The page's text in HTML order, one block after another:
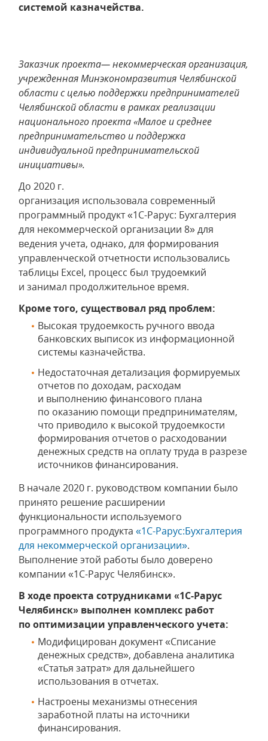
системой казначейства.
Заказчик проекта— некоммерческая организация,
учрежденная Минэкономразвития Челябинской
области с целью поддержки предпринимателей
Челябинской области в рамках реализации
национального проекта «Малое и среднее
предпринимательство и поддержка
индивидуальной предпринимательской
инициативы».
До 2020 г.
организация использовала современный
программный продукт «1С-Рарус: Бухгалтерия
для некоммерческой организации 8» для
ведения учета, однако, для формирования
управленческой отчетности использовались
таблицы Excel, процесс был трудоемкий
и занимал продолжительное время.
Кроме того, существовал ряд проблем:
Высокая трудоемкость ручного ввода
банковских выписок из информационной
системы казначейства.
Недостаточная детализация формируемых
отчетов по доходам, расходам
и выполнению финансового плана
по оказанию помощи предпринимателям,
что приводило к высокой трудоемкости
формирования отчетов о расходовании
денежных средств на оплату труда в разрезе
источников финансирования.
В начале 2020 г. руководством компании было
принято решение расширении
функциональности используемого
программного продукта «1С-Рарус:Бухгалтерия
для некоммерческой организации».
Выполнение этой работы было доверено
компании «1С-Рарус Челябинск».
В ходе проекта сотрудниками «1С-Рарус
Челябинск» выполнен комплекс работ
по оптимизации управленческого учета:
Модифицирован документ «Списание
денежных средств», добавлена аналитика
«Статья затрат» для дальнейшего
использования в отчетах.
Настроены механизмы отнесения
заработной платы на источники
финансирования.